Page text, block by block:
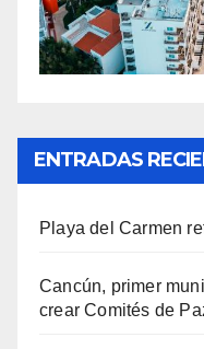
ENTRADAS
Playa del Carmen
Cancún, primer
crear Comités de